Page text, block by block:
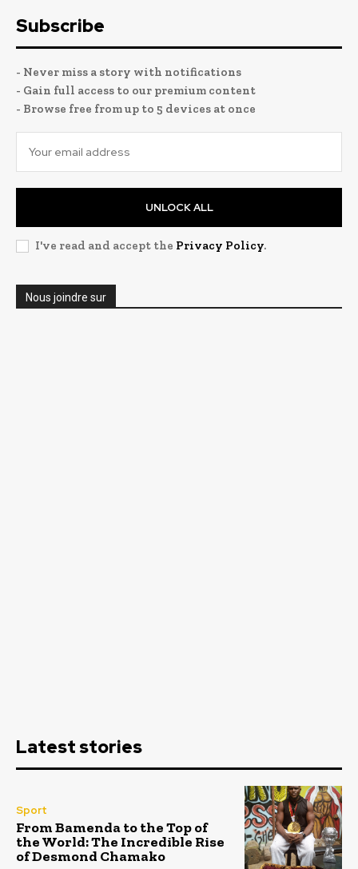
Subscribe
- Never miss a story with notifications
- Gain full access to our premium content
- Browse free from up to 5 devices at once
UNLOCK ALL
I've read and accept the Privacy Policy.
Nous joindre sur
Latest stories
Sport
From Bamenda to the Top of
the World: The Incredible Rise
of Desmond Chamako